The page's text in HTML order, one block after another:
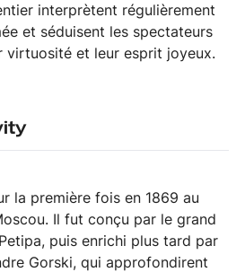
interprètent régulièrement
et séduisent les spectateurs
virtuosité et leur esprit joyeux.
la première fois en 1869 au
Il fut conçu par le grand
puis enrichi plus tard par
Gorski, qui approfondirent